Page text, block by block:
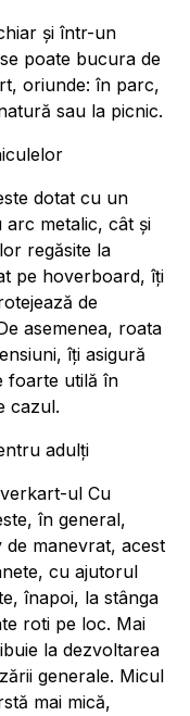
și într-un
poate bucura de
oriunde: în parc,
sau la picnic.
dotat cu un
arc metalic, cât și
regăsite la
pe hoverboard, îți
de
asemenea, roata
îți asigură
foarte utilă în
cazul.
adulți
ul Cu
în general,
manevrat, acest
cu ajutorul
înapoi, la stânga
roti pe loc. Mai
la dezvoltarea
generale. Micul
mai mică,